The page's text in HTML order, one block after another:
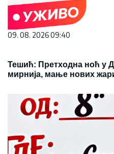
09. 08. 2026 09:40
Тешић: Претходна ноћ у
мирнија, мање нових